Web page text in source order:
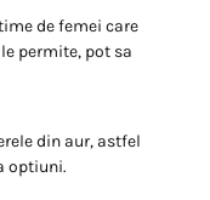
de femei care
permite, pot sa
din aur, astfel
optiuni.